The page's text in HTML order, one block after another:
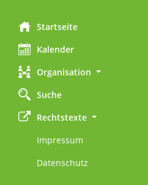
Startseite
Kalender
Organisation
Suche
Rechtstexte
Impressum
Datenschutz